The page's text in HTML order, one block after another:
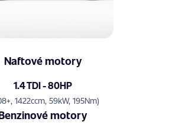
Naftové motory
1.4 TDI - 80HP
1422ccm, 59kW, 195Nm)
motory